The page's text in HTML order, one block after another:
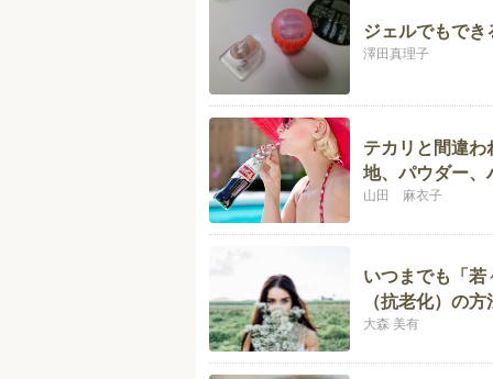
ジェルでもでき
澤田真理子
テカリと間違わ
地、パウダー、
山田 麻衣子
いつまでも「若
（抗老化）の
大森 美有